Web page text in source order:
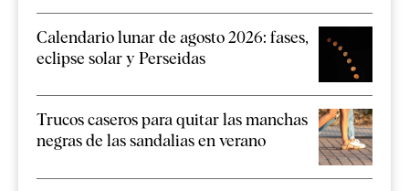
Calendario lunar de agosto 2026: fases,
eclipse solar y Perseidas
Trucos caseros para quitar las manchas
negras de las sandalias en verano